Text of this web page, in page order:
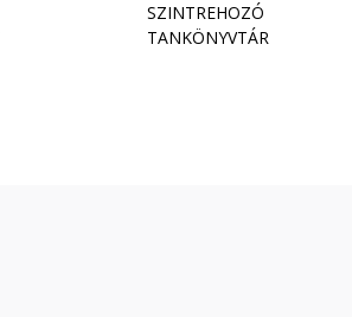
SZINTREHOZÓ
TANKÖNYVTÁR